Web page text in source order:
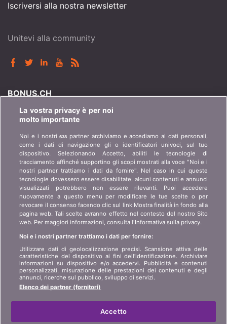
Iscriversi alla nostra newsletter
Unitevi alla community
BONUS.CH
Chi è bonus.ch? Come funzionano i comparatori?
Chi siamo?
Contatto
Pubblicità
Affiliazione
Partner
Stampa
informazioni per i clienti
art 45 LSA
Protezione dei dati
Informazioni giuridiche
Mappa del sito
LINGUA
FR IT
La vostra privacy è per noi
molto importante
Noi e i nostri638 partner archiviamo e accediamo ai dati personali,
come i dati di navigazione gli o identificatori univoci, sul tuo
dispositivo. Selezionando Accetto, abiliti le tecnologie di
tracciamento affinché supportino gli scopi mostrati alla voce "Noi e i
nostri partner trattiamo i dati da fornire". Nel caso in cui queste
tecnologie dovessero essere disabilitate, alcuni contenuti e annunci
visualizzati potrebbero non essere rilevanti. Puoi accedere
nuovamente a questo menu per modificare le tue scelte o per
revocare il consenso facendo clic sul link Mostra finalità in fondo alla
pagina web. Tali scelte avranno effetto nel contesto del nostro Sito
web. Per maggiori informazioni, consulta l'Informativa sulla privacy.
Noi e i nostri partner trattiamo i dati per fornire:
Utilizzare dati di geolocalizzazione precisi. Scansione attiva delle
caratteristiche del dispositivo ai fini dell’identificazione. Archiviare
informazioni su dispositivo e/o accedervi. Pubblicità e contenuti
personalizzati, misurazione delle prestazioni dei contenuti e degli
annunci, ricerche sul pubblico, sviluppo di servizi.
Elenco dei partner (fornitori)
Accetto